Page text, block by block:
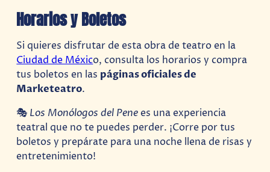
Horarios y Boletos
Si quieres disfrutar de esta obra de teatro en la
Ciudad de México, consulta los horarios y compra
tus boletos en las páginas oficiales de
Marketeatro.
🎭 Los Monólogos del Penees una experiencia
teatral que no te puedes perder. ¡Corre por tus
boletos y prepárate para una noche llena de risas y
entretenimiento!